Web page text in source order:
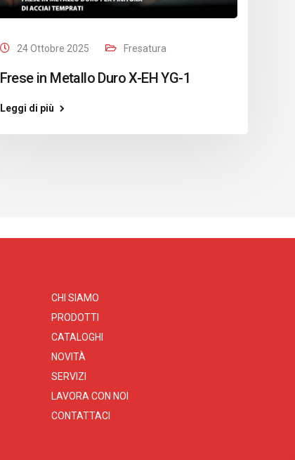
24 Ottobre 2025 Fresatura
Frese in Metallo Duro X-EH YG-1
Leggi di più
CHI SIAMO
PRODOTTI
CATALOGHI
NOVITÀ
SERVIZI
LAVORA CON NOI
CONTATTACI